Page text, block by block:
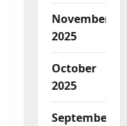
November
2025
October
2025
September